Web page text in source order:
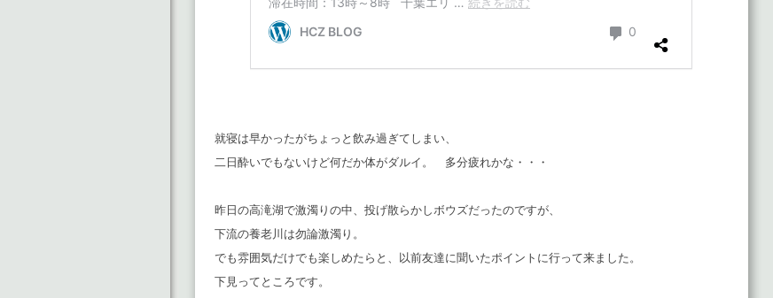
就寝は早かったがちょっと飲み過ぎてしまい、
二日酔いでもないけど何だか体がダルイ。 多分疲れかな・・・
昨日の高滝湖で激濁りの中、投げ散らかしボウズだったのですが、
下流の養老川は勿論激濁り。
でも雰囲気だけでも楽しめたらと、以前友達に聞いたポイントに行って来ました。
下見ってところです。